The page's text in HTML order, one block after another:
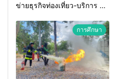
ข่ายธุรกิจท่องเที่ยว-บริการ จัด
2026 เชื่อม 4 งานใหญ่ สร้าง
โอกาสธุรกิจครบวงจร ด้วย
ครับ
การศึกษา